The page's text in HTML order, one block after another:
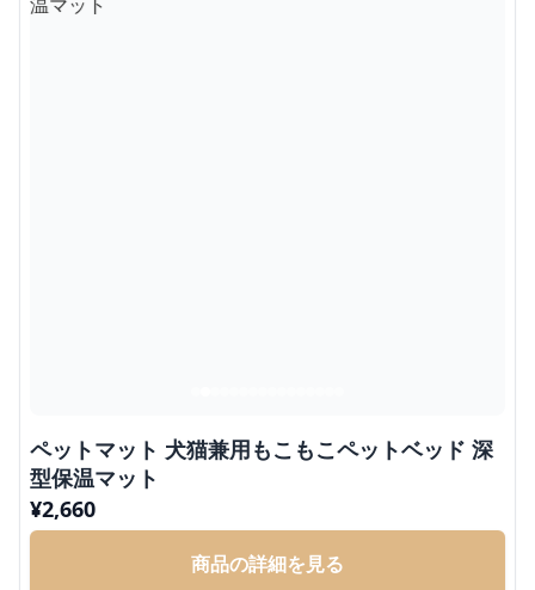
ペットマット 犬猫兼用もこもこペットベッド 深
型保温マット
¥2,660
商品の詳細を見る